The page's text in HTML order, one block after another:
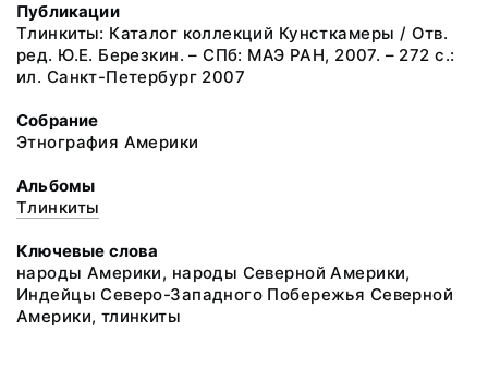
Публикации
Тлинкиты: Каталог коллекций Кунсткамеры / Отв.
ред. Ю.Е. Березкин. – СПб: МАЭ РАН, 2007. – 272 с.:
ил. Санкт-Петербург 2007
Собрание
Этнография Америки
Альбомы
Тлинкиты
Ключевые слова
народы Америки, народы Северной Америки,
Индейцы Северо-Западного Побережья Северной
Америки, тлинкиты